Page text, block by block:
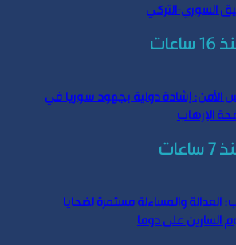
السوري-التركي
ساعات
الأمن: إشادة دولية بجهود سوريا في
الإرهاب
العدالة والمساءلة مستمرة لضحايا
السارين على دوما